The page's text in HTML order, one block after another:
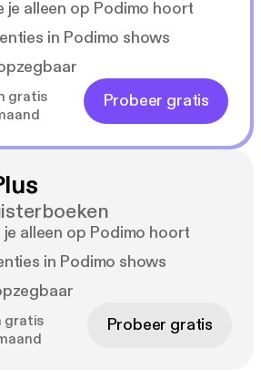
je alleen op Podimo hoort
in Podimo shows
gratis
Probeer gratis
alleen op Podimo hoort
in Podimo shows
gratis
Probeer gratis